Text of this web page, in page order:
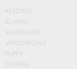
KLEDING
SLAPEN
WANDELEN
VERZORGING
PUPPY
OVERIG